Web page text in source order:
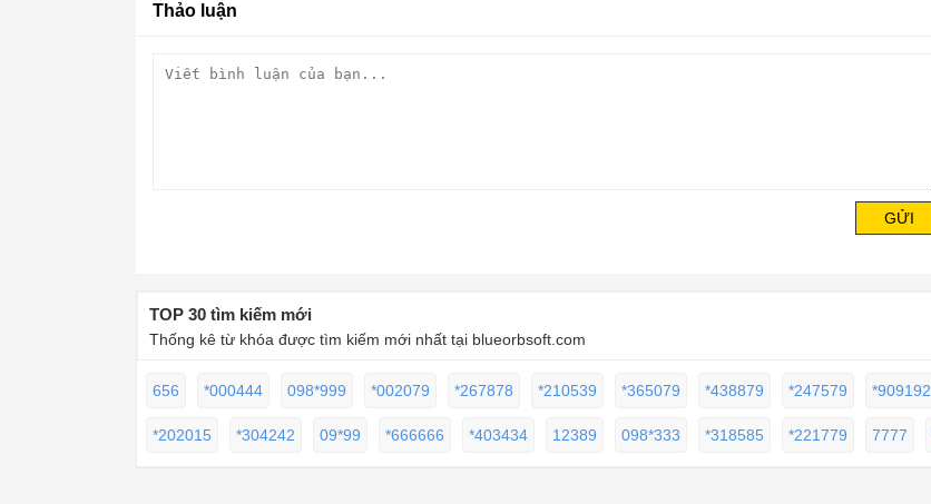
Thảo luận
GỬI
TOP 30 tìm kiếm mới
Thống kê từ khóa được tìm kiếm mới nhất tại blueorbsoft.com
656 *000444 098*999 *002079 *267878 *210539 *365079 *438879 *247579 *909192
*202015 *304242 09*99 *666666 *403434 12389 098*333 *318585 *221779 7777